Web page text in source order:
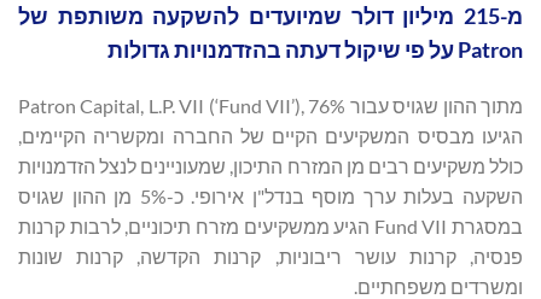
מ-215 מיליון דולר שמיועדים להשקעה משותפת של
Patron על פי שיקול דעתה בהזדמנויות גדולות
מתוך ההון שגויס עבור Patron Capital, L.P. VII (‘Fund VII’), 76%
הגיעו מבסיס המשקיעים הקיים של החברה ומקשריה הקיימים,
כולל משקיעים רבים מן המזרח התיכון, שמעוניינים לנצל הזדמנויות
השקעה בעלות ערך מוסף בנדל"ן אירופי. כ-5% מן ההון שגויס
במסגרת Fund VII הגיע ממשקיעים מזרח תיכוניים, לרבות קרנות
פנסיה, קרנות עושר ריבוניות, קרנות הקדשה, קרנות שונות
ומשרדים משפחתיים.